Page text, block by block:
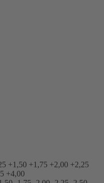
+1,50 +1,75 +2,00 +2,25
+4,00